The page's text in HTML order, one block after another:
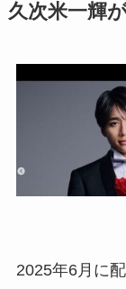
久次米一輝
2025年6月に